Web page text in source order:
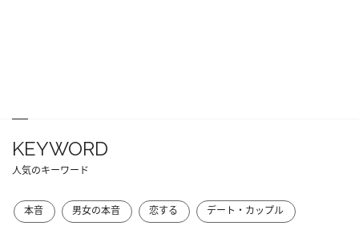
KEYWORD
人気のキーワード
本音 男女の本音 恋する デート・カップル